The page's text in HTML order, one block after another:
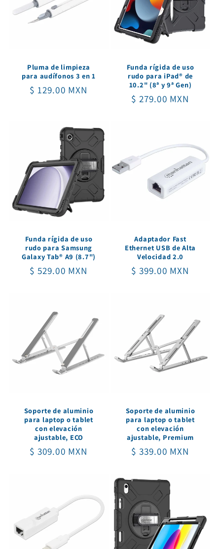
i
Pluma de limpieza
para audífonos 3 en 1
Precio
$ 129.00 MXN
Funda rígida de uso
rudo para iPad® de
10.2" (8ª y 9ª Gen)
Precio
$ 279.00 MXN
Funda rígida de uso
rudo para Samsung
Galaxy Tab® A9 (8.7")
Precio
$ 529.00 MXN
Adaptador Fast
Ethernet USB de Alta
Velocidad 2.0
Precio
$ 399.00 MXN
Soporte de aluminio
para laptop o tablet
con elevación
ajustable, ECO
Precio
$ 309.00 MXN
Soporte de aluminio
para laptop o tablet
con elevación
ajustable, Premium
Precio
$ 339.00 MXN